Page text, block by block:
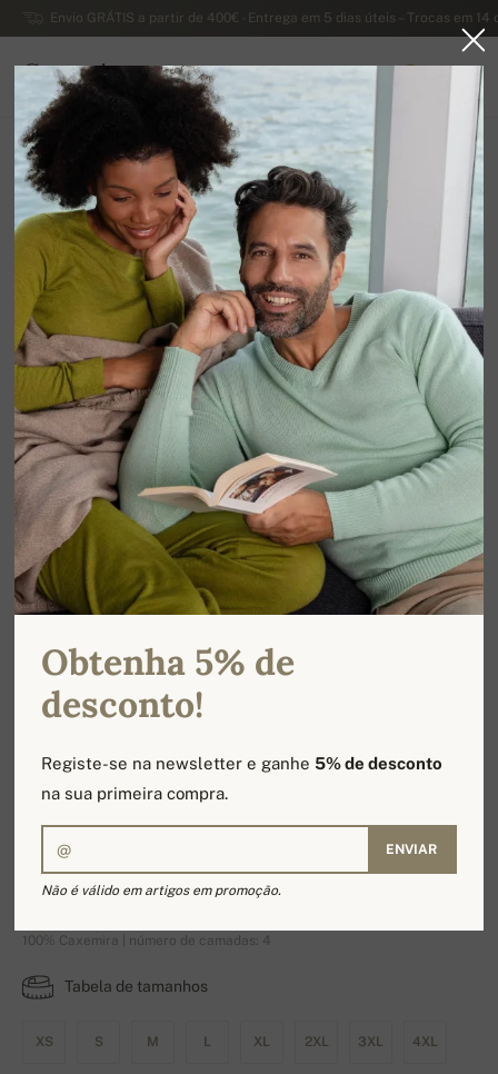
Envio GRÁTIS a partir de 400€ - Entrega em 5 dias úteis – Trocas em
Caxemira
PORTUGAL
Página principal
Suéteres masculinos de caxemira
Suéteres masculinos com zíper
Dwaren
100% Caxemira | número de camadas: 4
Tabela de tamanhos
XS S M L XL 2XL 3XL 4XL
Obtenha 5% de
desconto!
Registe-se na newsletter e ganhe5% de desconto
na sua primeira compra.
ENVIAR
Não é válido em artigos em promoção.